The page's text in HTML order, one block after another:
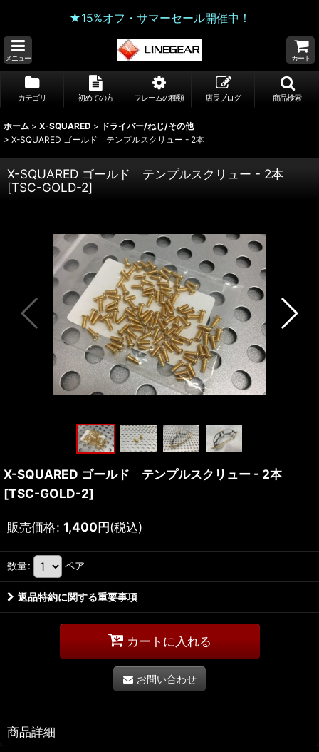
★15%オフ・サマーセール開催中！
メニュー カート
カテゴリ 初めての方 フレームの種類 店長ブログ 商品検索
ホーム > X-SQUARED > ドライバー/ねじ/その他
> X-SQUARED ゴールド テンプルスクリュー - 2本
X-SQUARED ゴールド テンプルスクリュー - 2本
[TSC-GOLD-2]
X-SQUARED ゴールド テンプルスクリュー - 2本
[TSC-GOLD-2]
販売価格: 1,400円(税込)
数量: ペア
返品特約に関する重要事項
カートに入れる
お問い合わせ
商品詳細